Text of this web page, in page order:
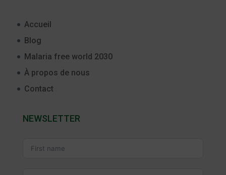
Accueil
Blog
Malaria free world 2030
À propos de nous
Contact
NEWSLETTER